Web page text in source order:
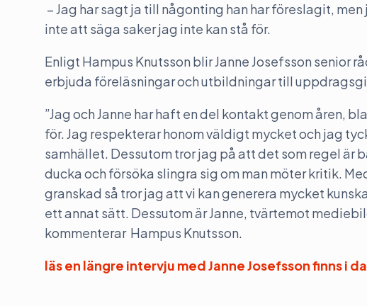
– Jag har sagt ja till någonting han har föreslagit,
inte att säga saker jag inte kan stå för.
Enligt Hampus Knutsson blir Janne Josefsson senior
erbjuda föreläsningar och utbildningar till
”Jag och Janne har haft en del kontakt genom åren,
för. Jag respekterar honom väldigt mycket och jag
samhället. Dessutom tror jag på att det som regel är
ducka och försöka slingra sig om man möter kritik.
granskad så tror jag att vi kan generera mycket
ett annat sätt. Dessutom är Janne, tvärtemot
kommenterar Hampus Knutsson.
läs en längre intervju med Janne Josefsson finns i